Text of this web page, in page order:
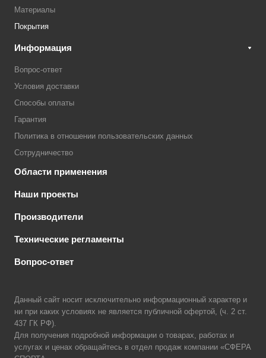
Материалы
Покрытия
Информация
Вопрос-ответ
Условия доставки
Способы оплаты
Гарантия
Политика в отношении пользовательских данных
Сотрудничество
Области применения
Наши проекты
Производители
Технические регламенты
Вопрос-ответ
Данный сайт носит исключительно информационный характер и
ни при каких условиях не является публичной офертой, (ч. 2 ст.
437 ГК РФ).
Для получения подробной информации о товарах, работах и
услугах и ценах обращайтесь в отдел продаж компании «СФЕРА